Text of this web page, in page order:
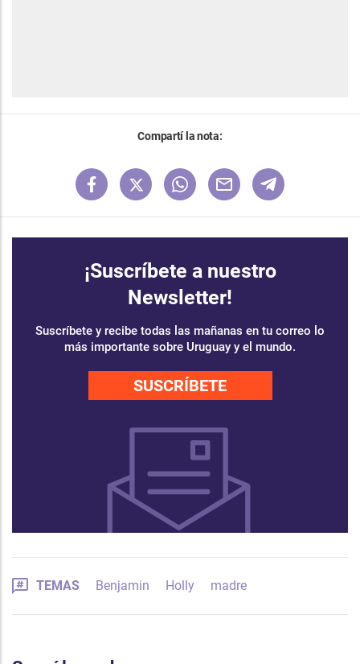
Compartí la nota:
¡Suscríbete a nuestro
Newsletter!
Suscríbete y recibe todas las mañanas en tu correo lo
más importante sobre Uruguay y el mundo.
SUSCRÍBETE
TEMAS Benjamin Holly madre